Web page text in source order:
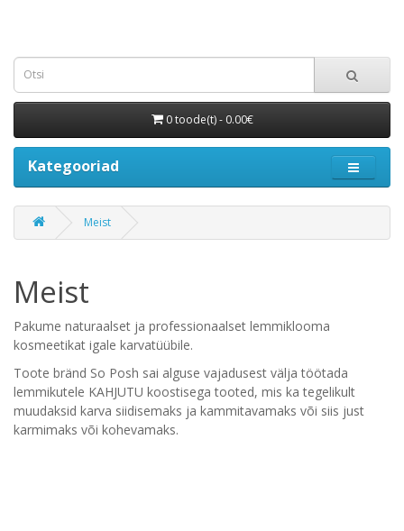
0 toode(t) - 0.00€
Kategooriad
Meist
Meist
Pakume naturaalset ja professionaalset lemmiklooma
kosmeetikat igale karvatüübile.
Toote bränd So Posh sai alguse vajadusest välja töötada
lemmikutele KAHJUTU koostisega tooted, mis ka tegelikult
muudaksid karva siidisemaks ja kammitavamaks või siis just
karmimaks või kohevamaks.